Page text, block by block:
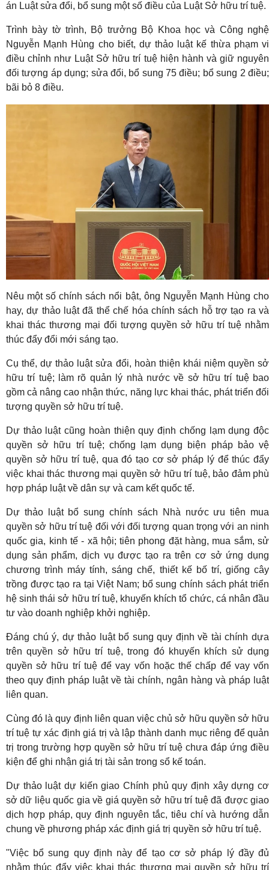
án Luật sửa đổi, bổ sung một số điều của Luật Sở hữu trí tuệ.
Trình bày tờ trình, Bộ trưởng Bộ Khoa học và Công nghệ
Nguyễn Mạnh Hùng cho biết, dự thảo luật kế thừa phạm vi
điều chỉnh như Luật Sở hữu trí tuệ hiện hành và giữ nguyên
đối tượng áp dụng; sửa đổi, bổ sung 75 điều; bổ sung 2 điều;
bãi bỏ 8 điều.
Nêu một số chính sách nổi bật, ông Nguyễn Mạnh Hùng cho
hay, dự thảo luật đã thể chế hóa chính sách hỗ trợ tạo ra và
khai thác thương mại đối tượng quyền sở hữu trí tuệ nhằm
thúc đẩy đổi mới sáng tạo.
Cụ thể, dự thảo luật sửa đổi, hoàn thiện khái niệm quyền sở
hữu trí tuệ; làm rõ quản lý nhà nước về sở hữu trí tuệ bao
gồm cả nâng cao nhận thức, năng lực khai thác, phát triển đối
tượng quyền sở hữu trí tuệ.
Dự thảo luật cũng hoàn thiện quy định chống lạm dụng độc
quyền sở hữu trí tuệ; chống lạm dụng biện pháp bảo vệ
quyền sở hữu trí tuệ, qua đó tạo cơ sở pháp lý để thúc đẩy
việc khai thác thương mại quyền sở hữu trí tuệ, bảo đảm phù
hợp pháp luật về dân sự và cam kết quốc tế.
Dự thảo luật bổ sung chính sách Nhà nước ưu tiên mua
quyền sở hữu trí tuệ đối với đối tượng quan trọng với an ninh
quốc gia, kinh tế - xã hội; tiên phong đặt hàng, mua sắm, sử
dụng sản phẩm, dịch vụ được tạo ra trên cơ sở ứng dụng
chương trình máy tính, sáng chế, thiết kế bố trí, giống cây
trồng được tạo ra tại Việt Nam; bổ sung chính sách phát triển
hệ sinh thái sở hữu trí tuệ, khuyến khích tổ chức, cá nhân đầu
tư vào doanh nghiệp khởi nghiệp.
Đáng chú ý, dự thảo luật bổ sung quy định về tài chính dựa
trên quyền sở hữu trí tuệ, trong đó khuyến khích sử dụng
quyền sở hữu trí tuệ để vay vốn hoặc thế chấp để vay vốn
theo quy định pháp luật về tài chính, ngân hàng và pháp luật
liên quan.
Cùng đó là quy định liên quan việc chủ sở hữu quyền sở hữu
trí tuệ tự xác định giá trị và lập thành danh mục riêng để quản
trị trong trường hợp quyền sở hữu trí tuệ chưa đáp ứng điều
kiện để ghi nhận giá trị tài sản trong sổ kế toán.
Dự thảo luật dự kiến giao Chính phủ quy định xây dựng cơ
sở dữ liệu quốc gia về giá quyền sở hữu trí tuệ đã được giao
dịch hợp pháp, quy định nguyên tắc, tiêu chí và hướng dẫn
chung về phương pháp xác định giá trị quyền sở hữu trí tuệ.
"Việc bổ sung quy định này để tạo cơ sở pháp lý đầy đủ
nhằm thúc đẩy việc khai thác thương mại quyền sở hữu trí